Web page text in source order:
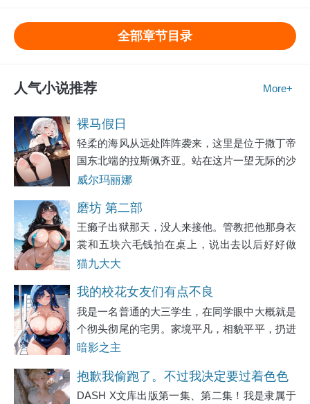
全部章节目录
人气小说推荐 More+
裸马假日
轻柔的海风从远处阵阵袭来，这里是位于撒丁帝
国东北端的拉斯佩齐亚。站在这片一望无际的沙
滩上，感受到的不仅是灼眼的阳光，还有扑面而
的沙滩，每一次都让新的沙粒覆盖其上，随后又
威尔玛丽娜
磨坊 第二部
王癞子出狱那天，没人来接他。管教把他那身衣
裳和五块六毛钱拍在桌上，说出去以后好好做
人，别再回来了。王癞子把钱揣进裤兜，把铺盖
口抽烟，看他出来，把烟屁股往地上一捻：“瘸
子，出去了
猫九大大
我的校花女友们有点不良
我是一名普通的大三学生，在同学眼中大概就是
个彻头彻尾的宅男。家境平凡，相貌平平，扔进
人堆里就找不出来的那种。从小到大的成长轨迹
尔和为数不多的朋友打打游戏。青春期的荷尔
暗影之主
抱歉我偷跑了。不过我决定要过着色色
的生活。
DASH X文库出版第一集、第二集！我是隶属于